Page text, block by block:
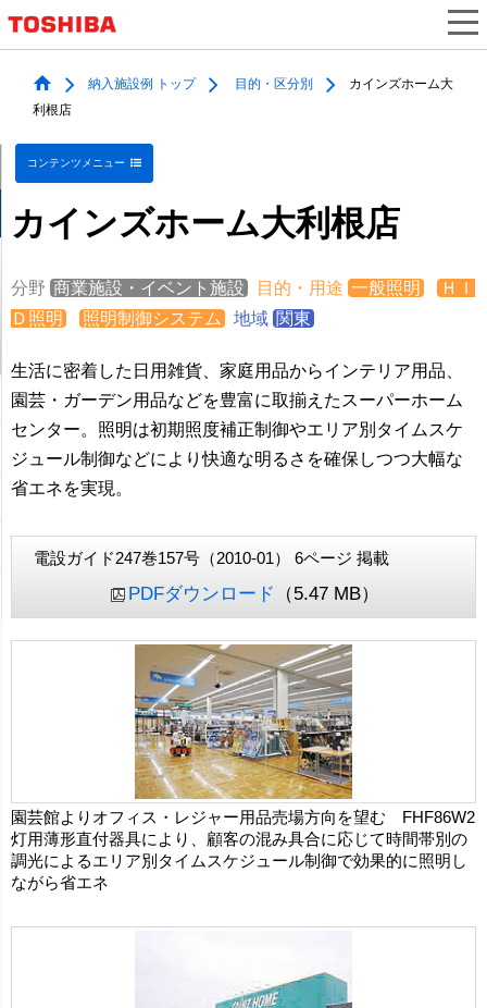
納入施設例 トップ 目的・区分別
カインズホーム大
利根店
コンテンツメニュー
カインズホーム大利根店
分野 商業施設・イベント施設 目的・用途 一般照明
ＨＩ
Ｄ照明
照明制御システム 地域 関東
生活に密着した日用雑貨、家庭用品からインテリア用品、
園芸・ガーデン用品などを豊富に取揃えたスーパーホーム
センター。照明は初期照度補正制御やエリア別タイムスケ
ジュール制御などにより快適な明るさを確保しつつ大幅な
省エネを実現。
電設ガイド247巻157号（2010-01） 6ページ 掲載
PDFダウンロード （5.47 MB）
園芸館よりオフィス・レジャー用品売場方向を望む FHF86W2
灯用薄形直付器具により、顧客の混み具合に応じて時間帯別の
調光によるエリア別タイムスケジュール制御で効果的に照明し
ながら省エネ